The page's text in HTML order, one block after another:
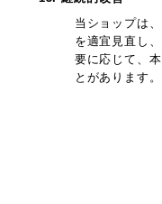
当ショップは
を適宜見直し
要に応じて、
とがあります。